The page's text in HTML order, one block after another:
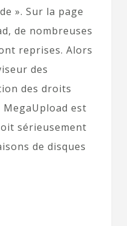
». Sur la page
de nombreuses
reprises. Alors
des
des droits
MegaUpload est
sérieusement
de disques